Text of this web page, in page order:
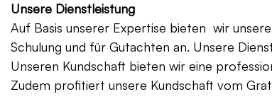
Unsere Dienstleistung
Auf Basis unserer Expertise bieten wir
Schulung und für Gutachten an. Unsere
Unseren Kundschaft bieten wir eine
Zudem profitiert unsere Kundschaft vom